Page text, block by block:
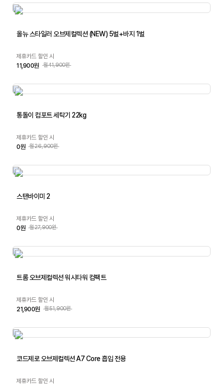
올뉴 스타일러 오브제컬렉션 (NEW) 5벌+바지 1벌
제휴카드 할인 시
11,900원 월41,900원
통돌이 컴포트 세탁기 22kg
제휴카드 할인 시
0원 월26,900원
스탠바이미 2
제휴카드 할인 시
0원 월27,900원
트롬 오브제컬렉션 워시타워 컴팩트
제휴카드 할인 시
21,900원 월51,900원
코드제로 오브제컬렉션 A7 Core 흡입 전용
제휴카드 할인 시